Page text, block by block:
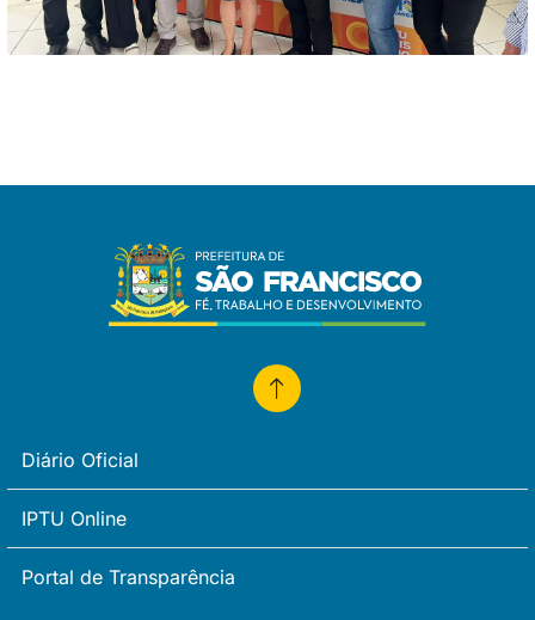
Diário Oficial
IPTU Online
Portal de Transparência